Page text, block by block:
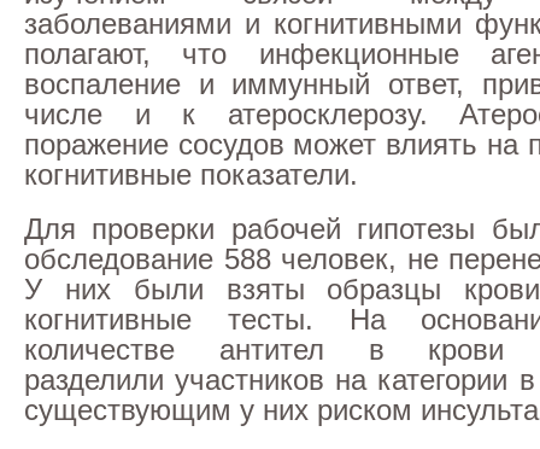
заболеваниями и когнитивными
полагают, что инфекционные
воспаление и иммунный ответ,
числе и к атеросклерозу.
поражение сосудов может влиять на
когнитивные показатели.
Для проверки рабочей гипотезы
обследование 588 человек, не
У них были взяты образцы
когнитивные тесты. На
количестве антител в крови
разделили участников на категории
существующим у них риском